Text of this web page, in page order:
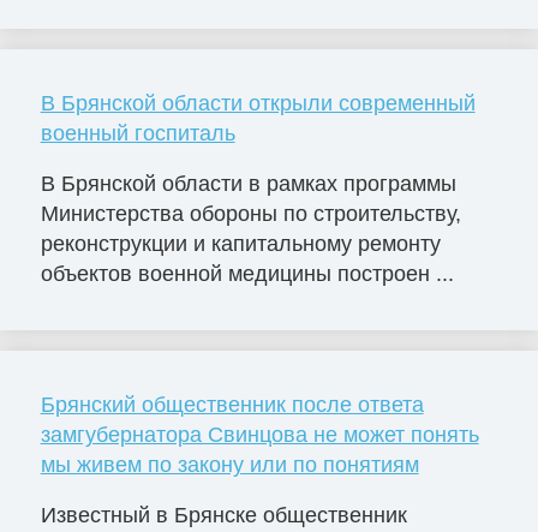
В Брянской области открыли современный
военный госпиталь
В Брянской области в рамках программы
Министерства обороны по строительству,
реконструкции и капитальному ремонту
объектов военной медицины построен ...
Брянский общественник после ответа
замгубернатора Свинцова не может понять
мы живем по закону или по понятиям
Известный в Брянске общественник